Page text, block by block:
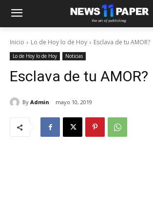
Inicio Lo de Hoy lo de Hoy Esclava de tu AMOR?
Lo de Hoy lo de Hoy Noticias
Esclava de tu AMOR?
By Admin mayo 10, 2019